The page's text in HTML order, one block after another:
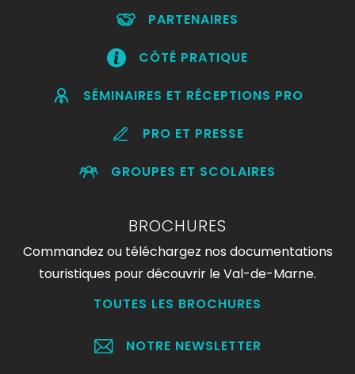
PARTENAIRES
CÔTÉ PRATIQUE
SÉMINAIRES ET RÉCEPTIONS PRO
PRO ET PRESSE
GROUPES ET SCOLAIRES
BROCHURES
Commandez ou téléchargez nos documentations
touristiques pour découvrir le Val-de-Marne.
TOUTES LES BROCHURES
NOTRE NEWSLETTER